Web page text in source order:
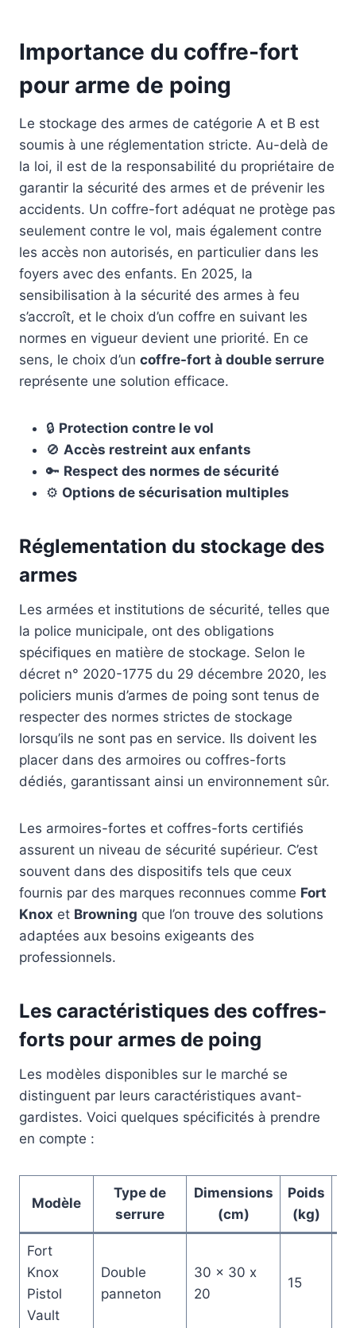
Importance du coffre-fort
pour arme de poing
Le stockage des armes de catégorie A et B est
soumis à une réglementation stricte. Au-delà de
la loi, il est de la responsabilité du propriétaire de
garantir la sécurité des armes et de prévenir les
accidents. Un coffre-fort adéquat ne protège pas
seulement contre le vol, mais également contre
les accès non autorisés, en particulier dans les
foyers avec des enfants. En 2025, la
sensibilisation à la sécurité des armes à feu
s’accroît, et le choix d’un coffre en suivant les
normes en vigueur devient une priorité. En ce
sens, le choix d’un coffre-fort à double serrure
représente une solution efficace.
🔒 Protection contre le vol
🚫 Accès restreint aux enfants
🔑 Respect des normes de sécurité
⚙️ Options de sécurisation multiples
Réglementation du stockage des
armes
Les armées et institutions de sécurité, telles que
la police municipale, ont des obligations
spécifiques en matière de stockage. Selon le
décret n° 2020-1775 du 29 décembre 2020, les
policiers munis d’armes de poing sont tenus de
respecter des normes strictes de stockage
lorsqu’ils ne sont pas en service. Ils doivent les
placer dans des armoires ou coffres-forts
dédiés, garantissant ainsi un environnement sûr.
Les armoires-fortes et coffres-forts certifiés
assurent un niveau de sécurité supérieur. C’est
souvent dans des dispositifs tels que ceux
fournis par des marques reconnues comme Fort
Knox et Browning que l’on trouve des solutions
adaptées aux besoins exigeants des
professionnels.
Les caractéristiques des coffres-
forts pour armes de poing
Les modèles disponibles sur le marché se
distinguent par leurs caractéristiques avant-
gardistes. Voici quelques spécificités à prendre
en compte :
Modèle
Type de
serrure
Dimensions
(cm)
Poids
(kg)
Fort
Knox
Pistol
Vault
Double
panneton
30 x 30 x
20
15